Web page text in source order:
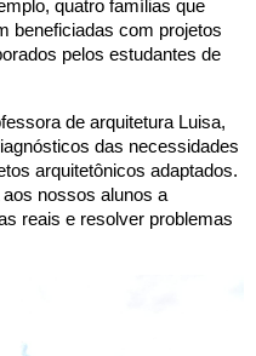
quatro famílias que
beneficiadas com projetos
pelos estudantes de
de arquitetura Luisa,
das necessidades
arquitetônicos adaptados.
nossos alunos a
reais e resolver problemas